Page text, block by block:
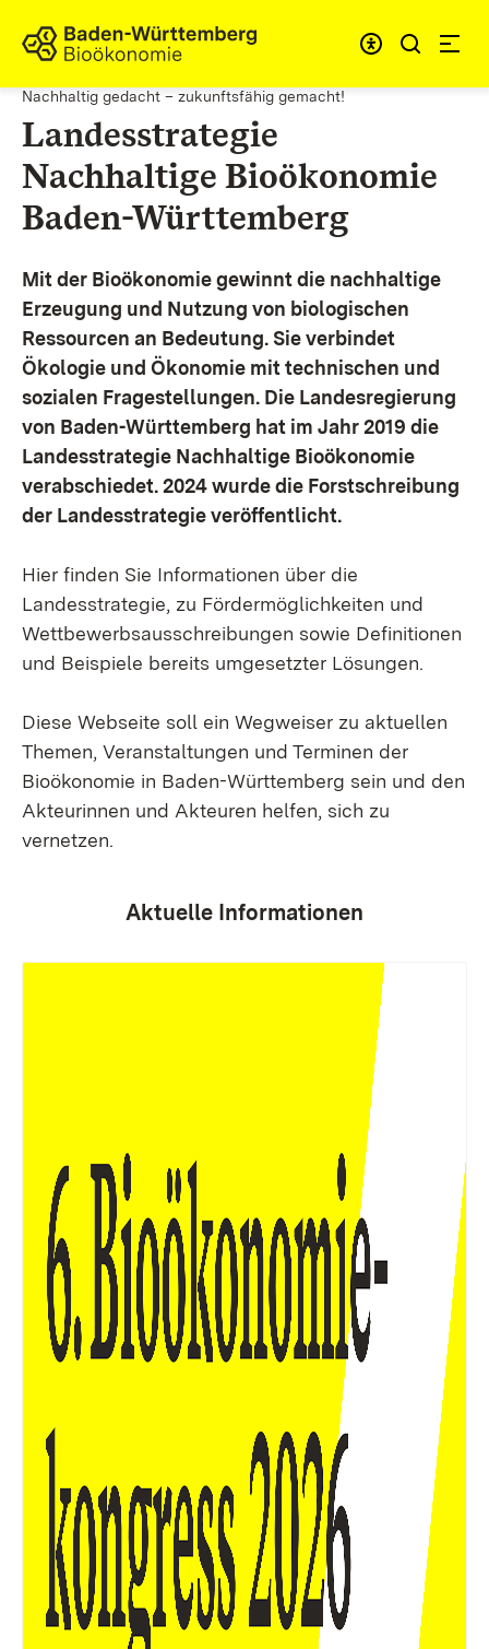
Zum Inhalt springen
Link zur Startseite
Nachhaltig gedacht – zukunftsfähig gemacht!
Landesstrategie
Nachhaltige Bioökonomie
Baden-Württemberg
Mit der Bioökonomie gewinnt die nachhaltige
Erzeugung und Nutzung von biologischen
Ressourcen an Bedeutung. Sie verbindet
Ökologie und Ökonomie mit technischen und
sozialen Fragestellungen. Die Landesregierung
von Baden-Württemberg hat im Jahr 2019 die
Landesstrategie Nachhaltige Bioökonomie
verabschiedet. 2024 wurde die Forstschreibung
der Landesstrategie veröffentlicht.
Hier finden Sie Informationen über die
Landesstrategie, zu Fördermöglichkeiten und
Wettbewerbsausschreibungen sowie Definitionen
und Beispiele bereits umgesetzter Lösungen.
Diese Webseite soll ein Wegweiser zu aktuellen
Themen, Veranstaltungen und Terminen der
Bioökonomie in Baden-Württemberg sein und den
Akteurinnen und Akteuren helfen, sich zu
vernetzen.
Aktuelle Informationen